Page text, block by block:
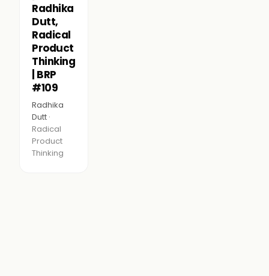
Radhika
Dutt,
Radical
Product
Thinking
| BRP
#109
Radhika
Dutt ·
Radical
Product
Thinking